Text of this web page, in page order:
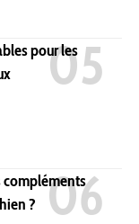
pour les
compléments
?